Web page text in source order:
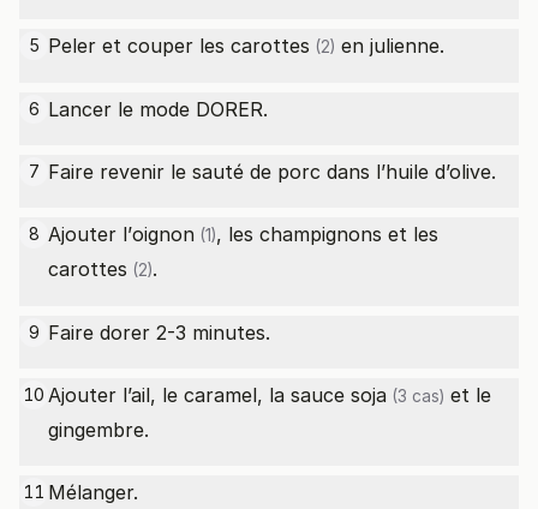
5 Peler et couper les carottes (2) en julienne.
6 Lancer le mode DORER.
7 Faire revenir le sauté de porc dans l’huile d’olive.
8 Ajouter l’oignon (1), les champignons et les
carottes (2).
9 Faire dorer 2-3 minutes.
10 Ajouter l’ail, le caramel, la sauce soja (3 cas) et le
gingembre.
11 Mélanger.